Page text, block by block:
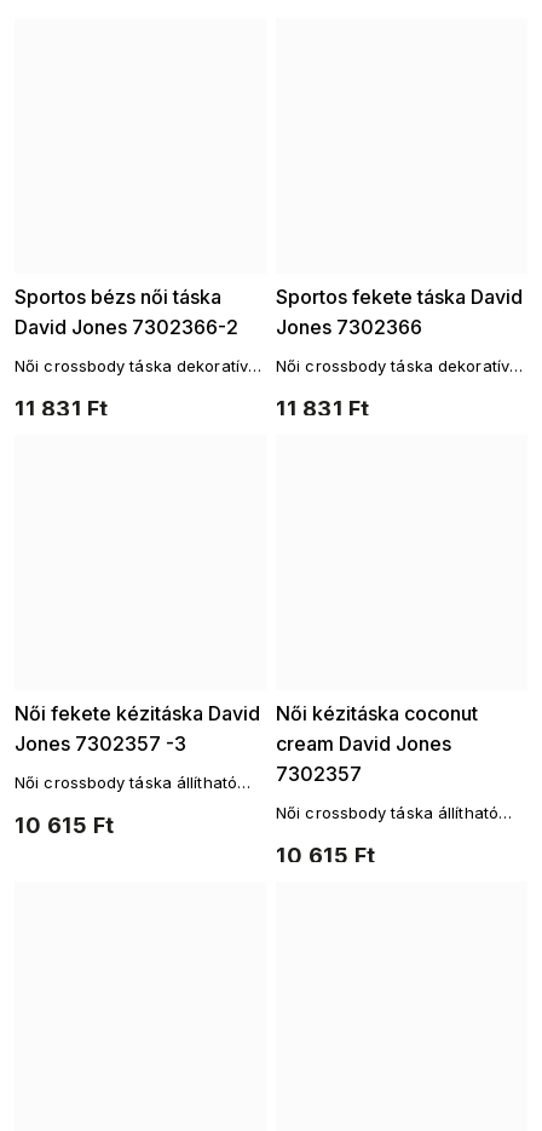
Sportos bézs női táska
David Jones 7302366-2
11 831 Ft
Női crossbody táska dekoratív
vállpánttal
Sportos fekete táska David
Jones 7302366
11 831 Ft
Női crossbody táska dekoratív
vállpánttal
Női fekete kézitáska David
Jones 7302357 -3
10 615 Ft
Női crossbody táska állítható
Női kézitáska coconut
cream David Jones
7302357
10 615 Ft
Női crossbody táska állítható